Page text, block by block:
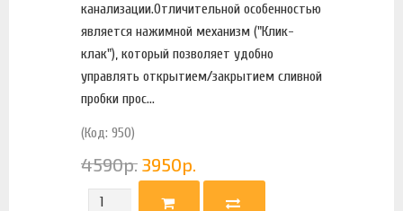
канализации.Отличительной особенностью
является нажимной механизм ("Клик-
клак"), который позволяет удобно
управлять открытием/закрытием сливной
пробки прос...
(Код: 950)
4590р. 3950р.